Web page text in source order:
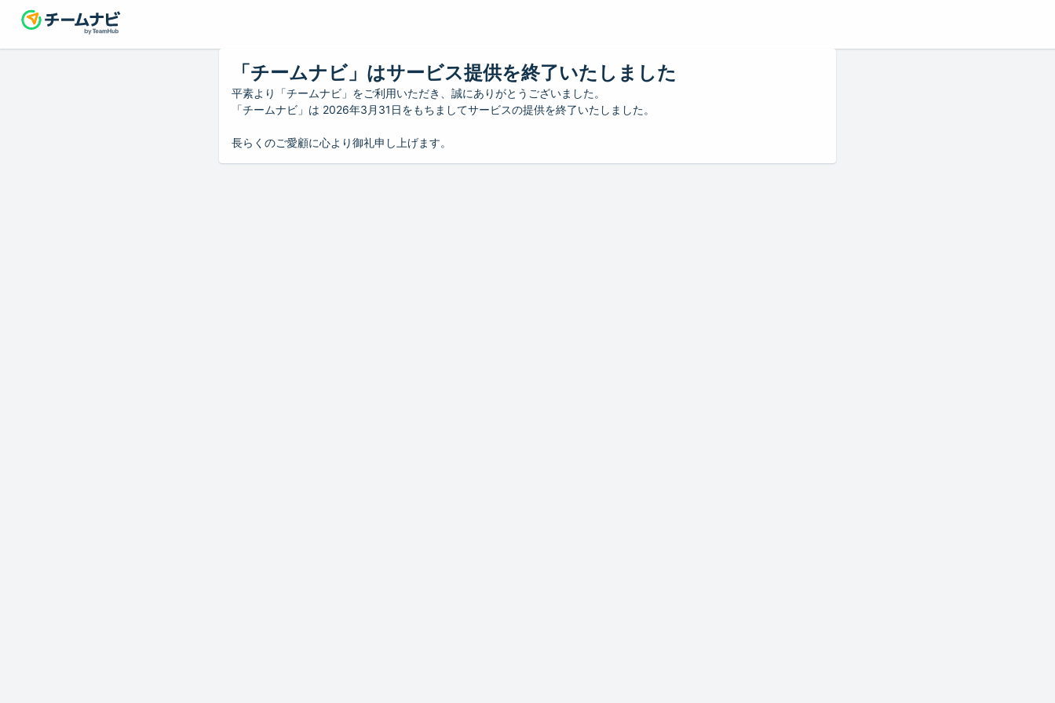
「チームナビ」はサービス提供を終了いたしました
平素より「チームナビ」をご利用いただき、誠にありがとうございました。
「チームナビ」は 2026年3月31日をもちましてサービスの提供を終了いたしました。
長らくのご愛顧に心より御礼申し上げます。